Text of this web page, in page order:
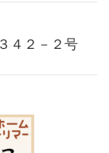
４２－２号